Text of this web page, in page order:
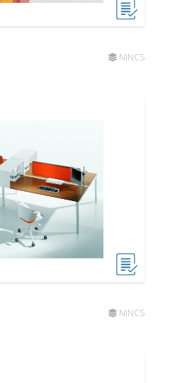
NINCS
NINCS